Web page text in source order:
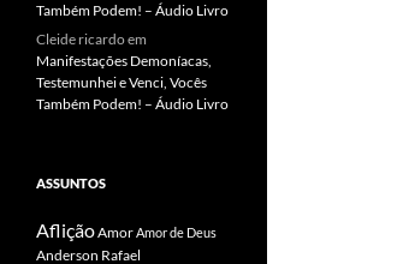
Também Podem! – Áudio Livro
Cleide ricardoem
Manifestações Demoníacas,
Testemunhei e Venci, Vocês
Também Podem! – Áudio Livro
ASSUNTOS
AfliçãoAmorAmor de Deus
Anderson Rafael